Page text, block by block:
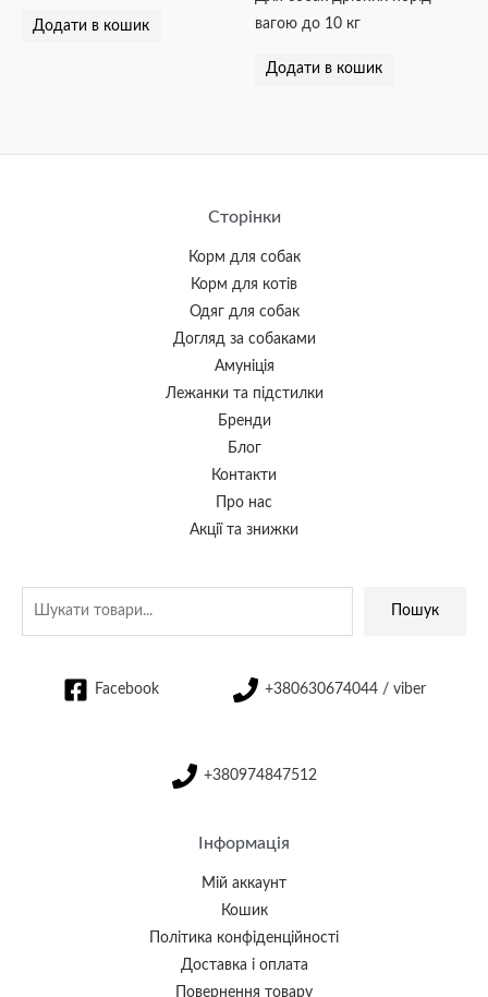
Додати в кошик
вагою до 10 кг
Додати в кошик
Сторінки
Корм для собак
Корм для котів
Одяг для собак
Догляд за собаками
Амуніція
Лежанки та підстилки
Бренди
Блог
Контакти
Про нас
Акції та знижки
Пошук
Facebook +380630674044 / viber
+380974847512
Інформація
Мій аккаунт
Кошик
Політика конфіденційності
Доставка і оплата
Повернення товару